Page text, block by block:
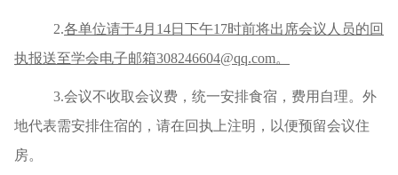
2.各单位请于4月14日下午17时前将出席会议人员的回
执报送至学会电子邮箱308246604@qq.com。
3.会议不收取会议费，统一安排食宿，费用自理。外
地代表需安排住宿的，请在回执上注明，以便预留会议住
房。